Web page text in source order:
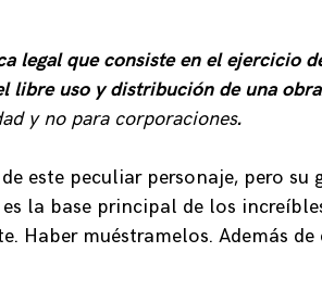
legal que consiste en el ejercicio
libre uso y distribución de una
y no para corporaciones.
este peculiar personaje, pero
la base principal de los
Haber muéstramelos. Además de